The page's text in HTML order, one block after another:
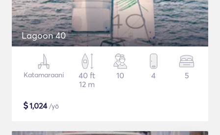
Lagoon 40
Katamaraani
40 ft
12 m
10 4 5
$1,024/yö